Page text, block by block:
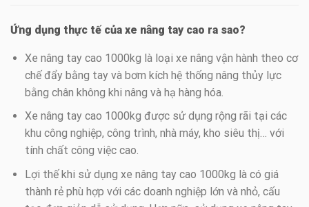
Ứng dụng thực tế của xe nâng tay cao ra sao?
Xe nâng tay cao 1000kg là loại xe nâng vận hành theo cơ
chế đẩy bằng tay và bơm kích hệ thống nâng thủy lực
bằng chân không khi nâng và hạ hàng hóa.
Xe nâng tay cao 1000kg được sử dụng rộng rãi tại các
khu công nghiệp, công trình, nhà máy, kho siêu thị… với
tính chất công việc cao.
Lợi thế khi sử dụng xe nâng tay cao 1000kg là có giá
thành rẻ phù hợp với các doanh nghiệp lớn và nhỏ, cấu